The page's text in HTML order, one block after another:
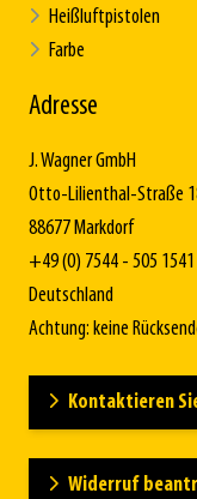
Heißluftpistolen
Farbe
Adresse
J. Wagner GmbH
Otto-Lilienthal-Straße
88677 Markdorf
+49 (0) 7544 - 505 1541
Deutschland
Achtung: keine
Kontaktieren
Widerruf